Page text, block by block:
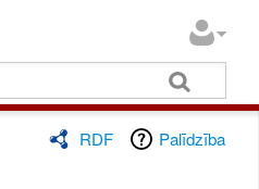
RDF Palīdzība